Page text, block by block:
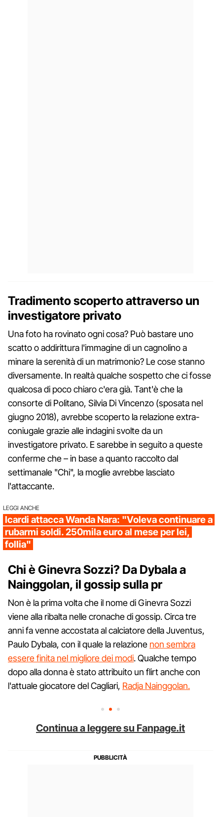
Tradimento scoperto attraverso un
investigatore privato
Una foto ha rovinato ogni cosa? Può bastare uno
scatto o addirittura l'immagine di un cagnolino a
minare la serenità di un matrimonio? Le cose stanno
diversamente. In realtà qualche sospetto che ci fosse
qualcosa di poco chiaro c'era già. Tant'è che la
consorte di Politano, Silvia Di Vincenzo (sposata nel
giugno 2018), avrebbe scoperto la relazione extra-
coniugale grazie alle indagini svolte da un
investigatore privato. E sarebbe in seguito a queste
conferme che – in base a quanto raccolto dal
settimanale "Chi", la moglie avrebbe lasciato
l'attaccante.
LEGGI ANCHE
Icardi attacca Wanda Nara: "Voleva continuare a
rubarmi soldi. 250mila euro al mese per lei,
follia"
Chi è Ginevra Sozzi? Da Dybala a
Nainggolan, il gossip sulla pr
Non è la prima volta che il nome di Ginevra Sozzi
viene alla ribalta nelle cronache di gossip. Circa tre
anni fa venne accostata al calciatore della Juventus,
Paulo Dybala, con il quale la relazione non sembra
essere finita nel migliore dei modi. Qualche tempo
dopo alla donna è stato attribuito un flirt anche con
l'attuale giocatore del Cagliari, Radja Nainggolan.
Continua a leggere su Fanpage.it